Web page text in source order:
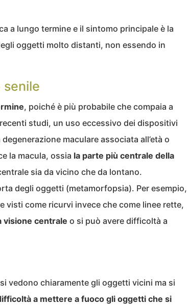
a lungo termine e il sintomo principale è la
oggetti molto distanti, non essendo in
senile
, poiché è più probabile che compaia a
studi, un uso eccessivo dei dispositivi
maculare associata all’età o
la macula, ossia la parte più centrale della
sia da vicino che da lontano.
degli oggetti (metamorfopsia). Per esempio,
visti come ricurvi invece che come linee rette,
visione centrale o si può avere difficoltà a
vedono chiaramente gli oggetti vicini ma si
a mettere a fuoco gli oggetti che si